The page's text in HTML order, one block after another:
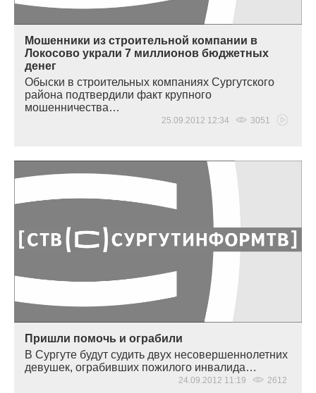
Мошенники из строительной компании в
Локосово украли 7 миллионов бюджетных
денег
Обыски в строительных компаниях Сургутского
района подтвердили факт крупного
мошенничества…
25.09.2012 12:34 3051
Пришли помочь и ограбили
В Сургуте будут судить двух несовершеннолетних
девушек, ограбивших пожилого инвалида…
24.09.2012 11:19 2612